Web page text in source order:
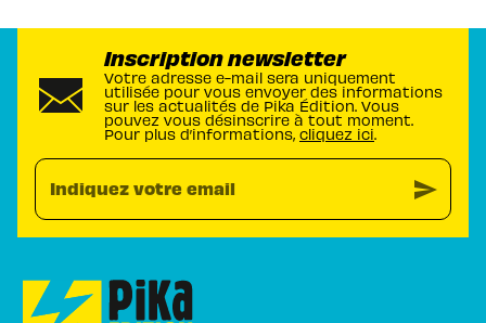
Inscription newsletter
Votre adresse e-mail sera uniquement
utilisée pour vous envoyer des informations
sur les actualités de Pika Édition. Vous
pouvez vous désinscrire à tout moment.
Pour plus d’informations, cliquez ici.
Indiquez votre email send